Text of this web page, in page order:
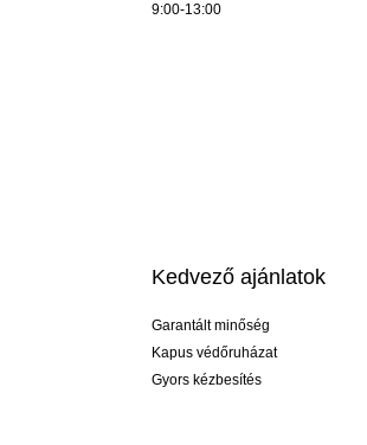
9:00-13:00
Kedvező ajánlatok
Garantált minőség
Kapus védőruházat
Gyors kézbesítés